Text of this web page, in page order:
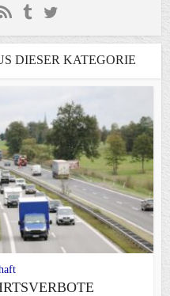
DIESER KATEGORIE